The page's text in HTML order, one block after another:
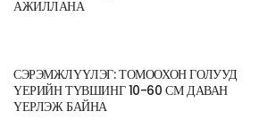
АЖИЛЛАНА
СЭРЭМЖЛҮҮЛЭГ: ТОМООХОН ГОЛУУД
ҮЕРИЙН ТҮВШИНГ 10-60 СМ ДАВАН
ҮЕРЛЭЖ БАЙНА